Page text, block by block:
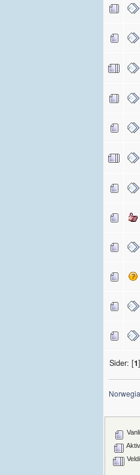
Sider: [1]